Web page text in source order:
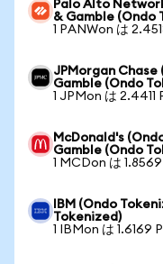
Palo Alto
& Gamble (Ondo
1 PANWon は
JPMorgan Chase
Gamble (Ondo
1 JPMon は 2.4411
McDonald's
Gamble (Ondo
1 MCDon は
IBM (Ondo
Tokenized)
1 IBMon は 1.6169